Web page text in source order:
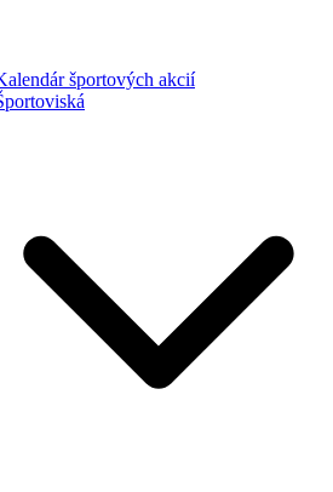
športových akcií